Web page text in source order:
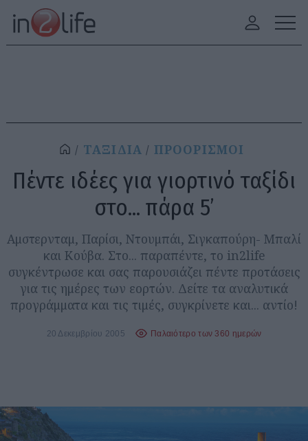
ΤΑΞΙΔΙΑ ΠΡΟΟΡΙΣΜΟΙ
Πέντε ιδέες για γιορτινό ταξίδι
στο... πάρα 5’
Αμστερνταμ, Παρίσι, Ντουμπάι, Σιγκαπούρη- Μπαλί
και Κούβα. Στο... παραπέντε, το in2life
συγκέντρωσε και σας παρουσιάζει πέντε προτάσεις
για τις ημέρες των εορτών. Δείτε τα αναλυτικά
προγράμματα και τις τιμές, συγκρίνετε και... αντίο!
20 Δεκεμβρίου 2005 Παλαιότερο των 360 ημερών